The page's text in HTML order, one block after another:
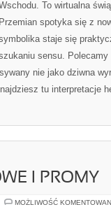
To wirtualna
Przemian spotyka się z
staje się
sensu.
nie jako dziwna
tu interpretacje
I PROMY
MOŻLIWOŚĆ